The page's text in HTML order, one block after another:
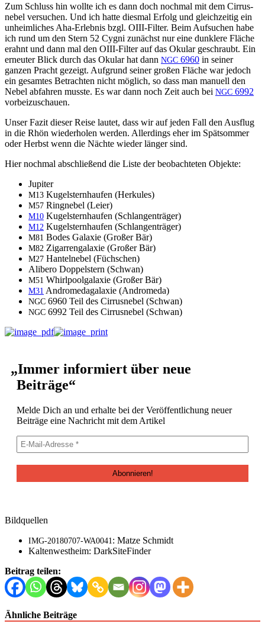
Zum Schluss hin wollte ich es dann doch nochmal mit dem Cir­rus­
nebel ver­suchen. Und ich hat­te dies­mal Erfolg und gle­ichzeit­ig ein
unheim­lich­es Aha-Erleb­nis bzgl. OIII-Fil­ter. Beim Auf­suchen habe
ich rund um den Stern 52 Cyg­ni zunächst nur eine dun­klere Fläche
erah­nt und dann mal den OIII-Fil­ter auf das Oku­lar geschraubt. Ein
erneuter Blick durch das Oku­lar hat dann NGC 6960 in sein­er
ganzen Pracht gezeigt. Auf­grund sein­er großen Fläche war jedoch
ein gesamtes Betra­cht­en nicht möglich, so dass man manuell den
Nebel abfahren musste. Es war dann noch Zeit auch bei NGC 6992
vorbeizuschauen.
Unser Faz­it dieser Reise lautet, dass wir auf jeden Fall den Aus­flug
in die Rhön wieder­holen wer­den. Allerd­ings eher im Spät­som­mer
oder Herb­st wenn die Nächte wieder länger sind.
Hier nochmal abschließend die Liste der beobachteten Objekte:
Jupiter
M13 Kugel­stern­haufen (Herkules)
M57 Ringnebel (Leier)
M10 Kugel­stern­haufen (Schlangen­träger)
M12 Kugel­stern­haufen (Schlangen­träger)
M81 Bodes Galax­ie (Großer Bär)
M82 Zigar­ren­galax­ie (Großer Bär)
M27 Hantel­nebel (Füch­schen)
Alibero Dop­pel­stern (Schwan)
M51 Whirlpool­galax­ie (Großer Bär)
M31 Androm­e­da­galax­ie (Androm­e­da)
NGC 6960 Teil des Cir­rus­nebel (Schwan)
NGC 6992 Teil des Cir­rus­nebel (Schwan)
„Immer informiert über neue
Beiträge“
Melde Dich an und erhalte bei der Veröf­fentlichung neuer
Beiträge eine Nachricht mit dem Artikel
Bildquellen
IMG-20180707-WA0041: Matze Schmidt
Kaltenwes­t­heim: DarkSiteFinder
Beitrag teilen:
Ähnliche Beiträge